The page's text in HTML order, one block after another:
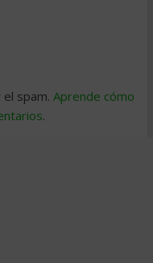
spam. Aprende cómo
.